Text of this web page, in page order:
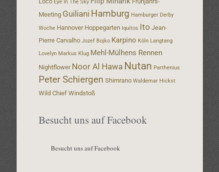
Eye In The Sky
Meeting Guiliani Hamburg Hamburger Derby
Woche Hannover Hoppegarten Iquitos Ito Jean-
Pierre Carvalho Jozef Bojko Karpino Köln Langtang
Lovelyn Markus Klug Mehl-Mülhens Rennen
Nightflower Noor Al Hawa Nutan Parthenius
Peter Schiergen Shimrano Waldemar Hickst
Wild Chief Windstoß
Besucht uns auf Facebook
Besucht uns auf Facebook